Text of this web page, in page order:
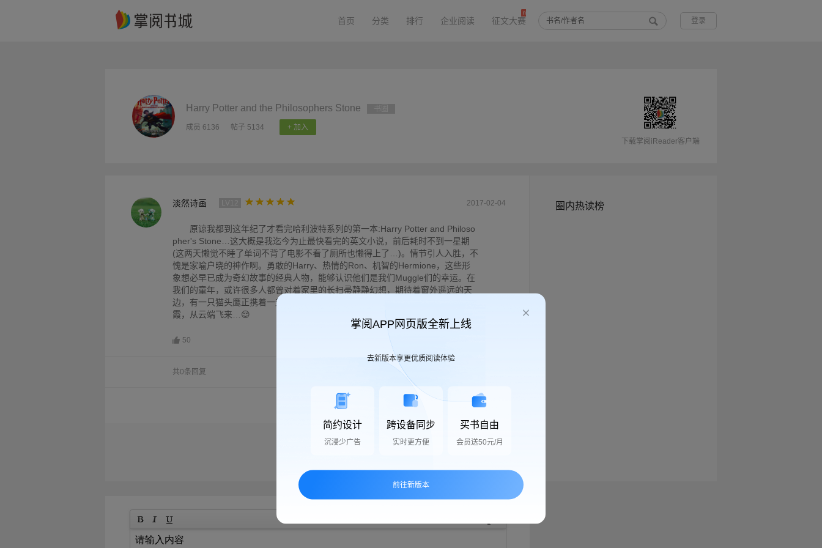
首页 分类 排行 企业阅读 征文大赛 登录
Harry Potter and the Philosophers Stone
成员 6136 帖子 5134
+ 加入
下载掌阅iReader客户端
淡然诗画 2017-02-04
原谅我都到这年纪了才看完哈利波特系列的第一本:Harry Potter and Philoso
pher's Stone…这大概是我迄今为止最快看完的英文小说，前后耗时不到一星期
(这两天懒觉不睡了单词不背了电影不看了厕所也懒得上了…)。情节引人入胜，不
愧是家喻户晓的神作啊。勇敢的Harry、热情的Ron、机智的Hermione，这些形
象想必早已成为奇幻故事的经典人物，能够认识他们是我们Muggle们的幸运。在
我们的童年，或许很多人都曾对着家里的长扫帚静静幻想，期待着窗外遥远的天
边，有一只猫头鹰正携着一封来自Hogwarts的录取通知书，迎着金色黄昏的晚
霞，从云端飞来…😌
50
共0条回复 按时间顺序
圈内热读榜
掌阅APP网页版全新上线
去新版本享更优质阅读体验
简约设计
沉浸少广告
跨设备同步
实时更方便
买书自由
会员送50元/月
前往新版本